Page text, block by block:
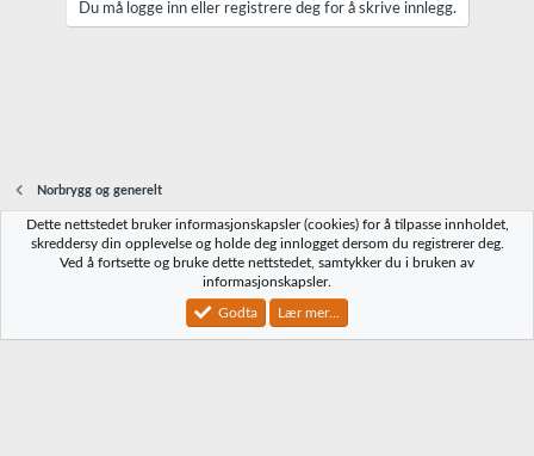
Du må logge inn eller registrere deg for å skrive innlegg.
Norbrygg og generelt
Norbrygg-default
Vilkår og regler Personvernregler
Community platform by XenForo® © 2010-2023 XenForo Ltd.
Dette nettstedet bruker informasjonskapsler (cookies) for å tilpasse innholdet,
skreddersy din opplevelse og holde deg innlogget dersom du registrerer deg.
Ved å fortsette og bruke dette nettstedet, samtykker du i bruken av
informasjonskapsler.
Godta Lær mer...